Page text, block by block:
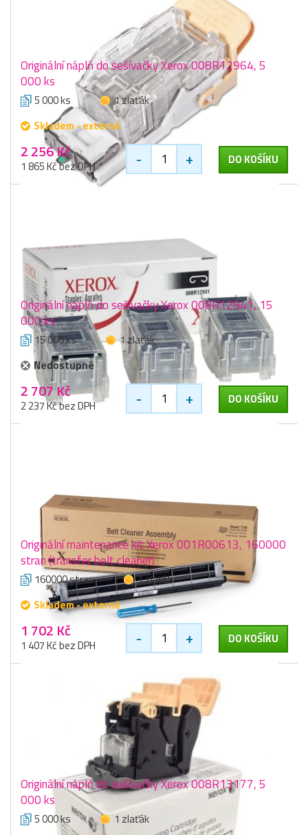
Originální náplň do sešívačky Xerox 008R12964, 5
000 ks
5 000 ks
1 zlaťák
Skladem - externě
2 256 Kč
1 865 Kč bez DPH - + DO KOŠÍKU
Originální náplň do sešívačky Xerox 008R12941, 15
000 ks
15 000 ks
1 zlaťák
Nedostupné
2 707 Kč
2 237 Kč bez DPH - + DO KOŠÍKU
Originální maintenance kit Xerox 001R00613, 160000
stran (transfer belt cleaner)
160000 stran
1 zlaťák
Skladem - externě
1 702 Kč
1 407 Kč bez DPH - + DO KOŠÍKU
Originální náplň do sešívačky Xerox 008R13177, 5
000 ks
5 000 ks
1 zlaťák